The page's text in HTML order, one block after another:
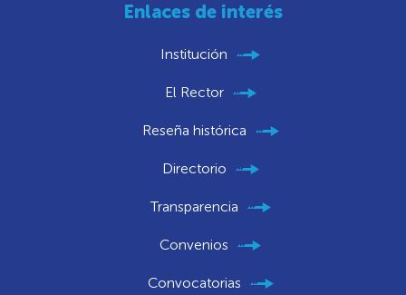
Enlaces de interés
Institución
El Rector
Reseña histórica
Directorio
Transparencia
Convenios
Convocatorias